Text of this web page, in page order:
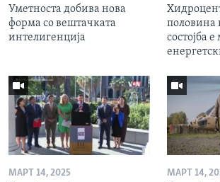
Уметноста добива нова
форма со вештачката
интелигенција
половина
состојба
МАРТ 14, 2025 МАРТ 14,